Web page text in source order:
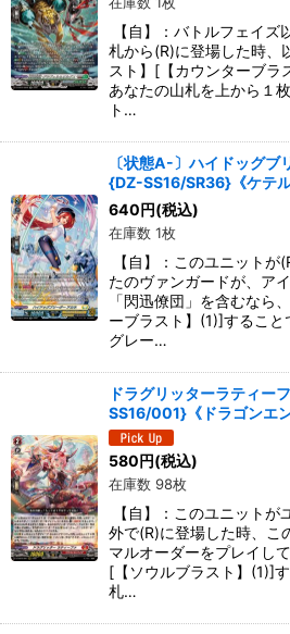
【自】：バトルフェイズ
札から(R)に登場した時、
スト】[【カウンターブラ
あなたの山札を上から１
ト…
〔状態A-〕ハイドッグブ
{DZ-SS16/SR36}《ケテ
640円(税込)
在庫数 1枚
【自】：このユニットが
たのヴァンガードが、ア
「閃迅僚団」を含むなら
ーブラスト】(1)]すること
グレー…
ドラグリッターラティー
SS16/001}《ドラゴンエ
580円(税込)
在庫数 98枚
【自】：このユニットが
外で(R)に登場した時、こ
マルオーダーをプレイし
[【ソウルブラスト】(1)]
札…